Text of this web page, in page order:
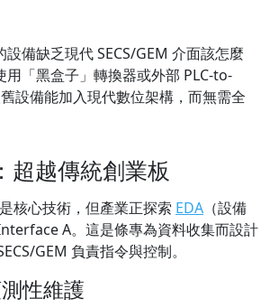
備缺乏現代 SECS/GEM 介面該怎麼
用「黑盒子」轉換器或外部 PLC-to-
設備能加入現代數位架構，而無需全
超越傳統創業板
核心技術，但產業正探索 EDA （設備
A。這是條專為資料收集而設計
GEM 負責指令與控制。
性維護